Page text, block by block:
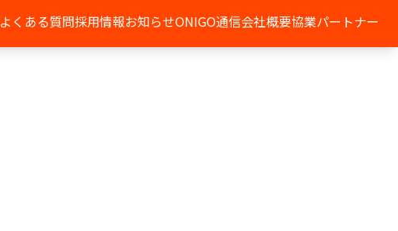
よくある質問採用情報お知らせONIGO通信会社概要協業パートナー